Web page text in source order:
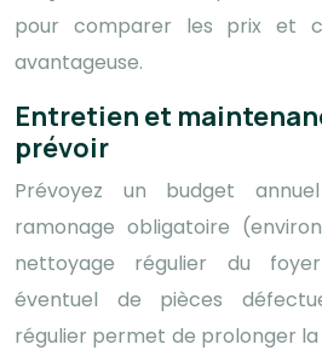
pour comparer les prix et
avantageuse.
Entretien et
prévoir
Prévoyez un budget
ramonage obligatoire
nettoyage régulier du
éventuel de pièces
régulier permet de prolonger